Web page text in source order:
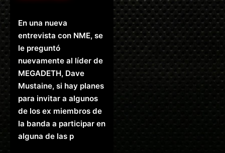
En una nueva
entrevista con NME, se
le preguntó
nuevamente al líder de
MEGADETH, Dave
Mustaine, si hay planes
para invitar a algunos
de los ex miembros de
la banda a participar en
alguna de las p